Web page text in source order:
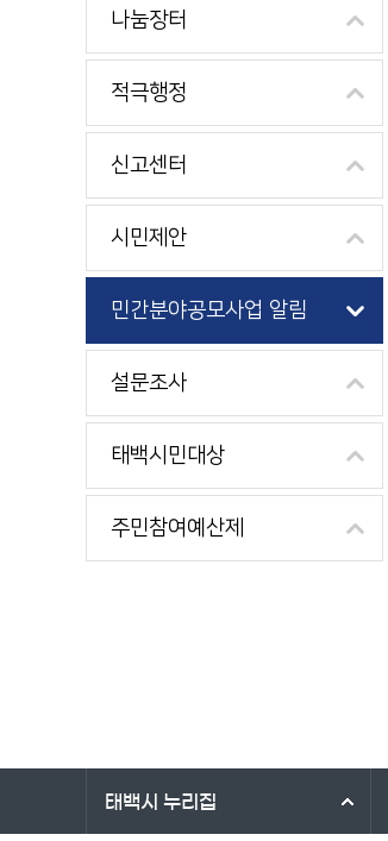
나눔장터
적극행정
신고센터
시민제안
민간분야공모사업 알림
설문조사
태백시민대상
주민참여예산제
태백시 누리집